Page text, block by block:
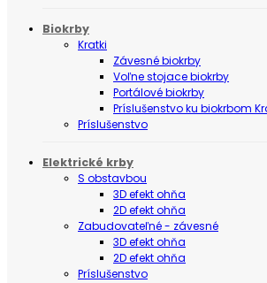
Biokrby
Kratki
Závesné biokrby
Voľne stojace biokrby
Portálové biokrby
Príslušenstvo ku biokrbom
Príslušenstvo
Elektrické krby
S obstavbou
3D efekt ohňa
2D efekt ohňa
Zabudovateľné - závesné
3D efekt ohňa
2D efekt ohňa
Príslušenstvo